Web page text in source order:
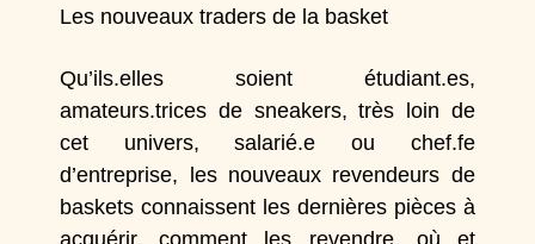
Les nouveaux traders de la basket
Qu’ils.elles soient étudiant.es,
amateurs.trices de sneakers, très loin de
cet univers, salarié.e ou chef.fe
d’entreprise, les nouveaux revendeurs de
baskets connaissent les dernières pièces à
acquérir, comment les revendre, où et